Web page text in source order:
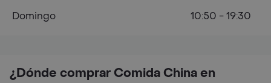
¿Dónde comprar Comida China en
Domingo
10:50 - 19:30